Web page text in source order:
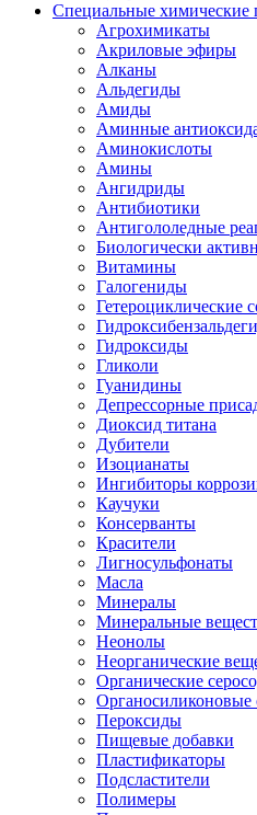
Специальные химические
Агрохимикаты
Акриловые эфиры
Алканы
Альдегиды
Амиды
Аминные
Аминокислоты
Амины
Ангидриды
Антибиотики
Антигололедные
Биологически
Витамины
Галогениды
Гетероциклические
Гидроксиды
Гликоли
Гуанидины
Депрессорные
Диоксид титана
Дубители
Изоцианаты
Ингибиторы
Каучуки
Консерванты
Красители
Лигносульфонаты
Масла
Минералы
Минеральные
Неонолы
Неорганические
Органические
Органосиликоновые
Пероксиды
Пищевые добавки
Пластификаторы
Подсластители
Полимеры